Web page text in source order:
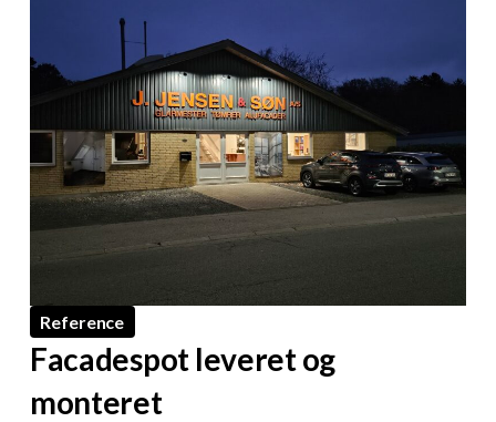
Reference
Facadespot leveret og
monteret